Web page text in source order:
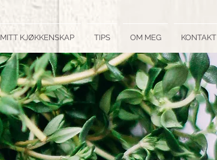
MITT KJØKKENSKAP TIPS OM MEG KONTAKT